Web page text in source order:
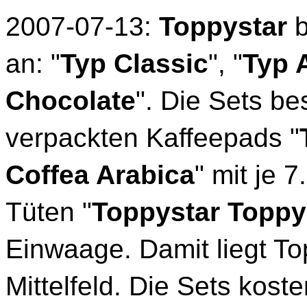
2007-07-13: Toppystar
an: "Typ Classic", "Typ
Chocolate". Die Sets
verpackten Kaffeepads "
Coffea Arabica" mit je
Tüten "Toppystar
Einwaage. Damit liegt
Mittelfeld. Die Sets